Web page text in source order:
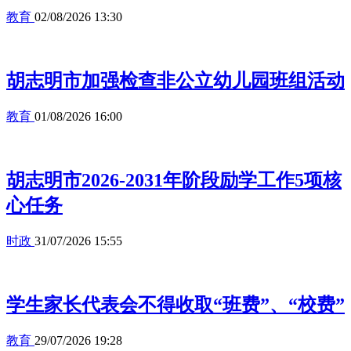
教育 02/08/2026 13:30
胡志明市加强检查非公立幼儿园班组活动
教育 01/08/2026 16:00
胡志明市2026-2031年阶段励学工作5项核
心任务
时政 31/07/2026 15:55
学生家长代表会不得收取“班费”、“校费”
教育 29/07/2026 19:28